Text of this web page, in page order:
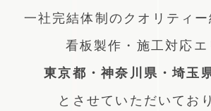
一社完結体制のクオリティー
看板製作・施工対応エ
東京都・神奈川県・埼玉
とさせていただいてお